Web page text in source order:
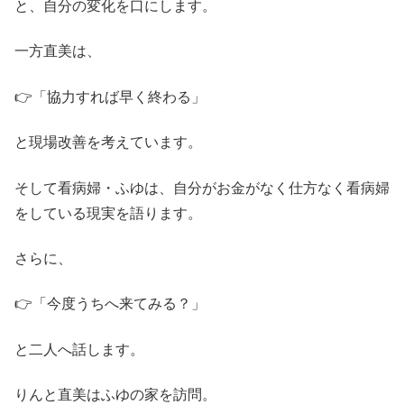
と、自分の変化を口にします。
一方直美は、
👉「協力すれば早く終わる」
と現場改善を考えています。
そして看病婦・ふゆは、自分がお金がなく仕方なく看病婦
をしている現実を語ります。
さらに、
👉「今度うちへ来てみる？」
と二人へ話します。
りんと直美はふゆの家を訪問。